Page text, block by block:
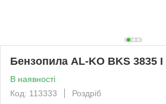
Бензопила AL-KO BKS 3835 I
В наявності
Код: 113333
Роздріб